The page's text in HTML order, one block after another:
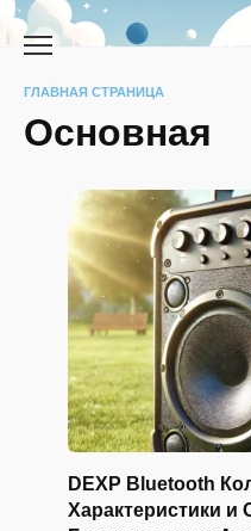
Перейти
ГЛАВНАЯ СТРАНИЦА
Основная
DEXP Bluetooth
Характеристики